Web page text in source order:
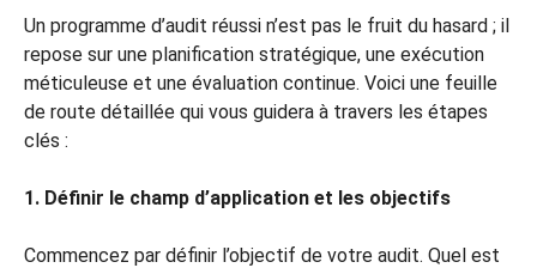
Un programme d’audit réussi n’est pas le fruit du hasard ; il
repose sur une planification stratégique, une exécution
méticuleuse et une évaluation continue. Voici une feuille
de route détaillée qui vous guidera à travers les étapes
clés :
1. Définir le champ d’application et les objectifs
Commencez par définir l’objectif de votre audit. Quel est